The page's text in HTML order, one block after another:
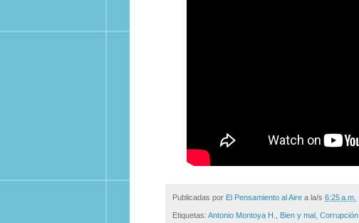
Publicadas por El Pensamiento al Aire a la/s 6:25 a.m.
Etiquetas: Antonio Montoya H. Bien y mal Corrupción